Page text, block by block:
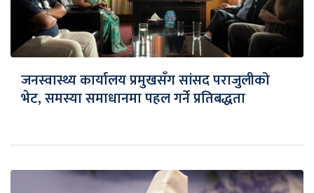
जनस्वास्थ्य कार्यालय प्रमुखसँग सांसद पराजुलीको
भेट, समस्या समाधानमा पहल गर्ने प्रतिबद्धता